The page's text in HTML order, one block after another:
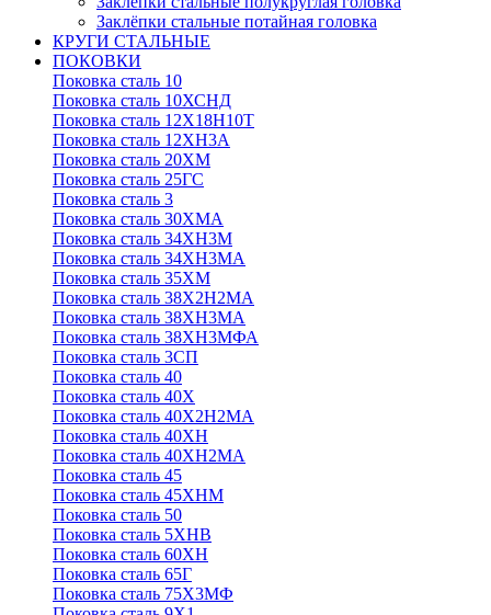
Заклёпки стальные потайная головка
КРУГИ СТАЛЬНЫЕ
ПОКОВКИ
Поковка сталь 10
Поковка сталь 10ХСНД
Поковка сталь 12Х18Н10Т
Поковка сталь 12ХН3А
Поковка сталь 20ХМ
Поковка сталь 25ГС
Поковка сталь 3
Поковка сталь 30ХМА
Поковка сталь 34ХН3М
Поковка сталь 34ХН3МА
Поковка сталь 35ХМ
Поковка сталь 38Х2Н2МА
Поковка сталь 38ХН3МА
Поковка сталь 38ХН3МФА
Поковка сталь 3СП
Поковка сталь 40
Поковка сталь 40Х
Поковка сталь 40Х2Н2МА
Поковка сталь 40ХН
Поковка сталь 40ХН2МА
Поковка сталь 45
Поковка сталь 45ХНМ
Поковка сталь 50
Поковка сталь 5ХНВ
Поковка сталь 60ХН
Поковка сталь 65Г
Поковка сталь 75Х3МФ